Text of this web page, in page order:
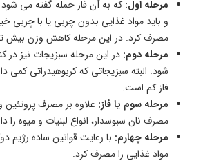
مرحله اول: که به آن فاز حمله گفته می
و باید مواد غذایی بدون چربی یا با چربی
مصرف کرد. در این مرحله کاهش وزن بیش
مرحله دوم: در این مرحله سبزیجات نیز در
شود. البته سبزیجاتی که کربوهیدراتی کمی
فاز کم است.
مرحله سوم یا فاز: علاوه بر مصرف پروتئین
مصرف نان سبوسدار، انواع لبنیات و میوه را
مرحله چهارم: با رعایت قوانین ساده رژیم
مواد غذایی را مصرف کرد.